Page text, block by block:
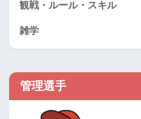
観戦・ルール・スキル
雑学
管理選手